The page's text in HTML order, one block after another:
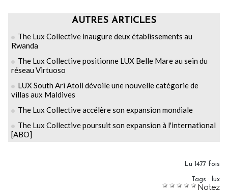
AUTRES ARTICLES
The Lux Collective inaugure deux établissements au
Rwanda
The Lux Collective positionne LUX Belle Mare au sein du
réseau Virtuoso
LUX South Ari Atoll dévoile une nouvelle catégorie de
villas aux Maldives
The Lux Collective accélère son expansion mondiale
The Lux Collective poursuit son expansion à l'international
[ABO]
Lu 1477 fois
Tags : lux
Notez